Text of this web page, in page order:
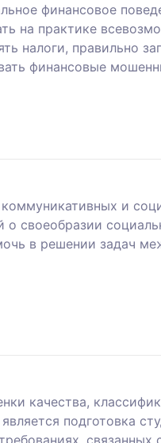
финансовое
на практике
налоги, правильно
финансовые
коммуникативных и
своеобразии
в решении задач
качества,
подготовка